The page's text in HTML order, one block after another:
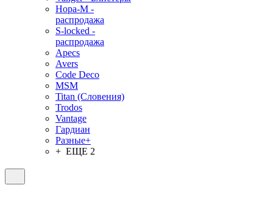
Нора-М -
распродажа
S-locked -
распродажа
Apecs
Avers
Code Deco
MSM
Titan (Словения)
Trodos
Vantage
Гардиан
Разные+
+ ЕЩЕ 2